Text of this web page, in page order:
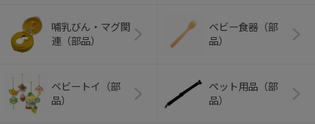
哺乳びん・マグ関
連（部品）
ベビー食器（部
品）
ベビートイ（部
品）
ペット用品（部
品）